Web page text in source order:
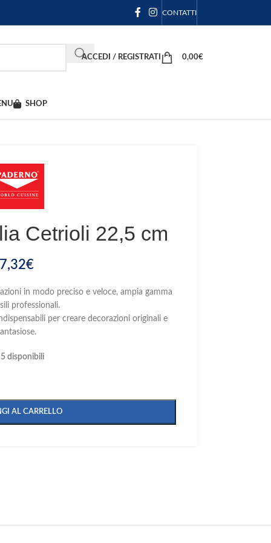
CONTATTI
ACCEDI / REGISTRATI 0,00€
SHOP
Cetrioli 22,5 cm
7,32€
in modo preciso e veloce, ampia gamma
professionali.
per creare decorazioni originali e
5 disponibili
AL CARRELLO